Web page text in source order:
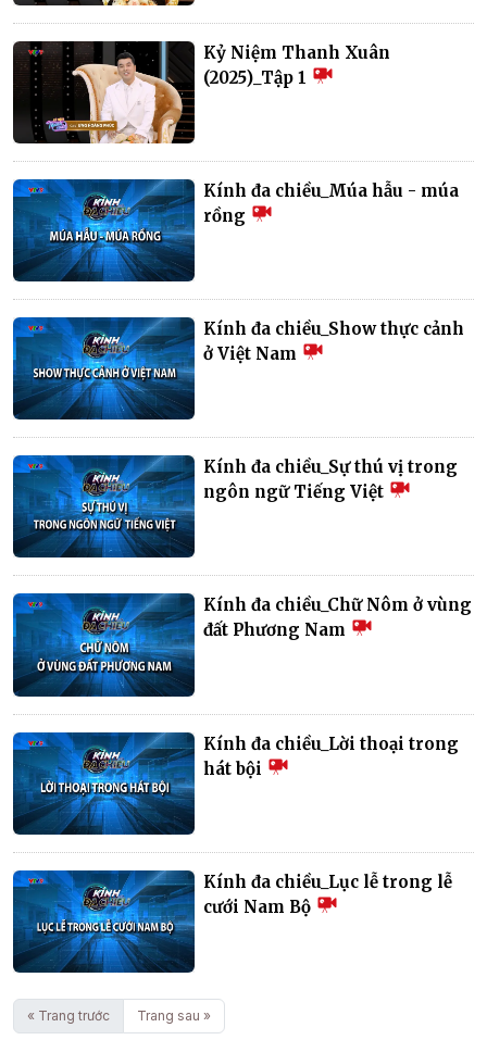
Kỷ Niệm Thanh Xuân
(2025)_Tập 1
Kính đa chiều_Múa hẫu - múa
rồng
Kính đa chiều_Show thực cảnh
ở Việt Nam
Kính đa chiều_Sự thú vị trong
ngôn ngữ Tiếng Việt
Kính đa chiều_Chữ Nôm ở vùng
đất Phương Nam
Kính đa chiều_Lời thoại trong
hát bội
Kính đa chiều_Lục lễ trong lễ
cưới Nam Bộ
« Trang trước Trang sau »